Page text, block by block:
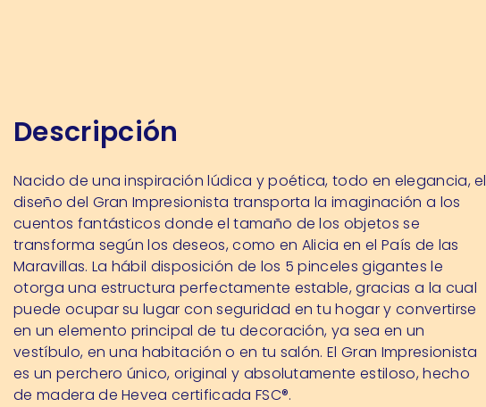
Descripción
Nacido de una inspiración lúdica y poética, todo en elegancia, el
diseño del Gran Impresionista transporta la imaginación a los
cuentos fantásticos donde el tamaño de los objetos se
transforma según los deseos, como en Alicia en el País de las
Maravillas. La hábil disposición de los 5 pinceles gigantes le
otorga una estructura perfectamente estable, gracias a la cual
puede ocupar su lugar con seguridad en tu hogar y convertirse
en un elemento principal de tu decoración, ya sea en un
vestíbulo, en una habitación o en tu salón. El Gran Impresionista
es un perchero único, original y absolutamente estiloso, hecho
de madera de Hevea certificada FSC®.